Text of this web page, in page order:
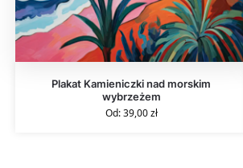
Plakat Kamieniczki nad morskim
wybrzeżem
Od:39,00zł